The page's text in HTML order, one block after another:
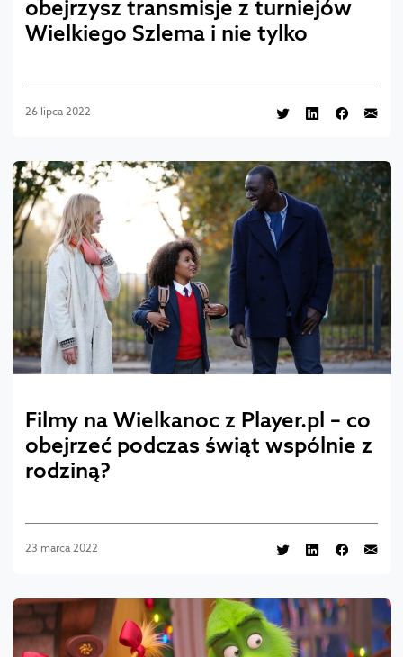
obejrzysz transmisje z turniejów
Wielkiego Szlema i nie tylko
26 lipca 2022
Filmy na Wielkanoc z Player.pl – co
obejrzeć podczas świąt wspólnie z
rodziną?
23 marca 2022